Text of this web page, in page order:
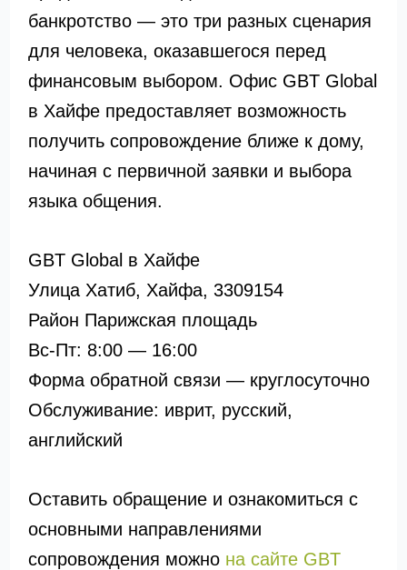
банкротство — это три разных сценария
для человека, оказавшегося перед
финансовым выбором. Офис GBT Global
в Хайфе предоставляет возможность
получить сопровождение ближе к дому,
начиная с первичной заявки и выбора
языка общения.
GBT Global в Хайфе
Улица Хатиб, Хайфа, 3309154
Район Парижская площадь
Вс-Пт: 8:00 — 16:00
Форма обратной связи — круглосуточно
Обслуживание: иврит, русский,
английский
Оставить обращение и ознакомиться с
основными направлениями
сопровождения можно на сайте GBT